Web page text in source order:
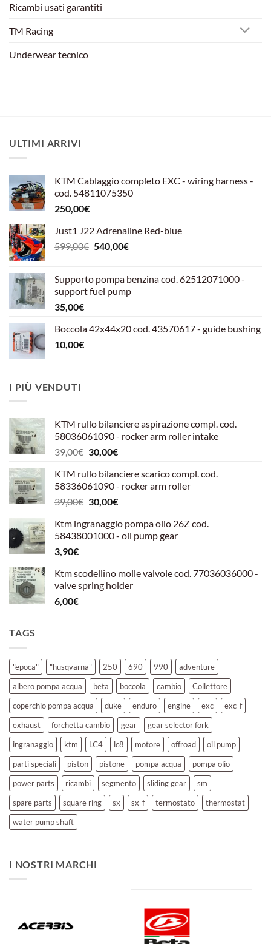
Ricambi usati garantiti
TM Racing
Underwear tecnico
ULTIMI ARRIVI
KTM Cablaggio completo EXC - wiring harness -
cod. 54811075350
250,00€
Just1 J22 Adrenaline Red-blue
599,00€ Il
era:
599,00€.
540,00€Il
è:
540,00€.
Supporto pompa benzina cod. 62512071000 -
support fuel pump
35,00€
Boccola 42x44x20 cod. 43570617 - guide bushing
10,00€
I PIÙ VENDUTI
KTM rullo bilanciere aspirazione compl. cod.
58036061090 - rocker arm roller intake
39,00€ Il
originale
era:
39,00€.
30,00€Il
attuale
è:
30,00€.
KTM rullo bilanciere scarico compl. cod.
58336061090 - rocker arm roller
39,00€ Il
originale
era:
30,00€Il
attuale
è:
Ktm ingranaggio pompa olio 26Z cod.
58438001000 - oil pump gear
3,90€
Ktm scodellino molle valvole cod. 77036036000 -
valve spring holder
6,00€
TAGS
"epoca" "husqvarna" 250 690 990
adventure
albero pompa acqua
beta boccola cambio
Collettore
coperchio pompa acqua
duke enduro engine exc
exc-f
exhaust
forchetta cambio gear
gear selector fork
ingranaggio
ktm LC4 lc8 motore offroad
oil pump
parti speciali
piston pistone pompa acqua
pompa olio
power parts
ricambi segmento sliding gear
sm
spare parts
square ring sx sx-f termostato
thermostat
water pump shaft
I NOSTRI MARCHI